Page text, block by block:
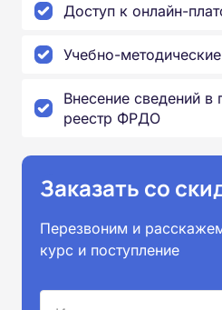
Доступ к онлайн-
Учебно-
Внесение сведений в
реестр ФРДО
Заказать со
Перезвоним и
курс и поступление